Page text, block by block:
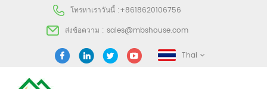
โทรหาเราวันนี้ :+8618620106756
ส่งข้อความ : sales@mbshouse.com
Thai